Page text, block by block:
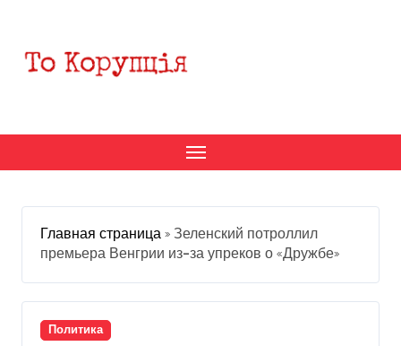
содержанию
Главная страница » Зеленский потроллил
премьера Венгрии из-за упреков о «Дружбе»
Политика